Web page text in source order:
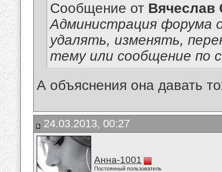
Сообщение от Вячеслав
Администрация форума
удалять, изменять,
тему или сообщение по
А объяснения она давать
24.03.2013, 00:27
Анна-1001
Постоянный пользователь